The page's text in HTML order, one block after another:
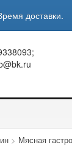
доставки.
> Мясная